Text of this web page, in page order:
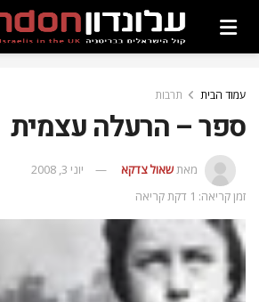
עמוד הבית תרבות
ספר – הרעלה עצמית
מאתשאול צדקא
יוני 3, 2008
זמן קריאה: 1 דקת קריאה